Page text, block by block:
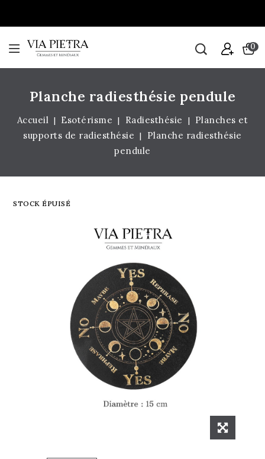
0
Planche radiesthésie pendule
Accueil Esotérisme Radiesthésie
Planches et
supports de radiesthésie
Planche radiesthésie
pendule
STOCK ÉPUISÉ